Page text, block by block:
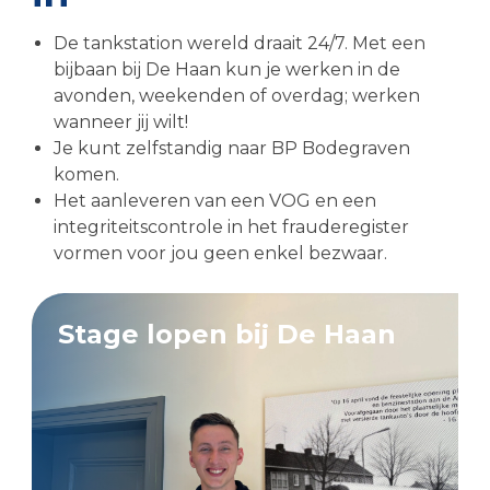
Stage lopen bij De Haan
De tankstation wereld draait 24/7. Met een
bijbaan bij De Haan kun je werken in de
avonden, weekenden of overdag; werken
wanneer jij wilt!
Je kunt zelfstandig naar BP Bodegraven
komen.
Het aanleveren van een VOG en een
integriteitscontrole in het frauderegister
vormen voor jou geen enkel bezwaar.